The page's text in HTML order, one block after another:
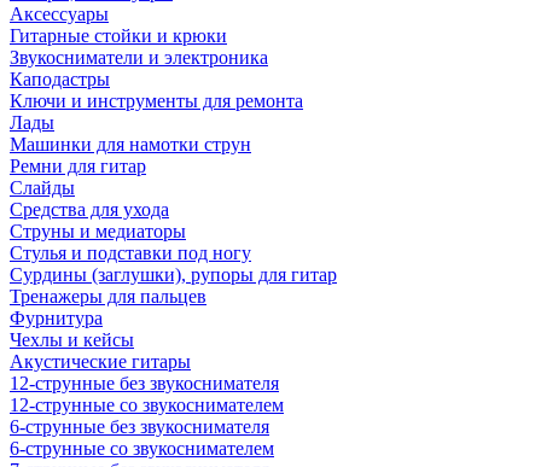
Аксессуары
Гитарные стойки и крюки
Звукосниматели и электроника
Каподастры
Ключи и инструменты для ремонта
Лады
Машинки для намотки струн
Ремни для гитар
Слайды
Средства для ухода
Струны и медиаторы
Стулья и подставки под ногу
Сурдины (заглушки), рупоры для гитар
Тренажеры для пальцев
Фурнитура
Чехлы и кейсы
Акустические гитары
12-струнные без звукоснимателя
12-струнные со звукоснимателем
6-струнные без звукоснимателя
6-струнные со звукоснимателем